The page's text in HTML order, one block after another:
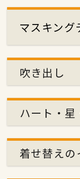
マスキング
吹き出し
ハート・星
着せ替えの